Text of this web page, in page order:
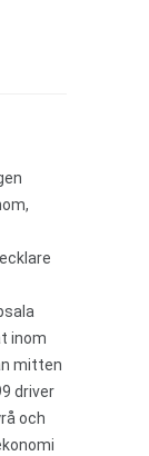
inom
mitten
driver
och